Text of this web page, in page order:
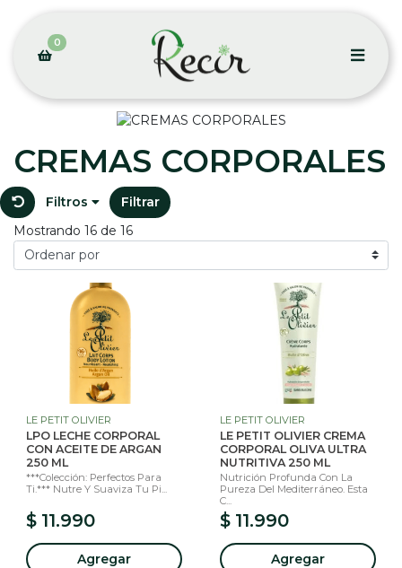
0
CREMAS CORPORALES
Filtros
Filtrar
Mostrando 16 de 16
LE PETIT OLIVIER
LPO LECHE CORPORAL
CON ACEITE DE ARGAN
250 ML
***Colección: Perfectos Para
Ti.*** Nutre Y Suaviza Tu Pi...
$ 11.990
Agregar
LE PETIT OLIVIER
LE PETIT OLIVIER CREMA
CORPORAL OLIVA ULTRA
NUTRITIVA 250 ML
Nutrición Profunda Con La
Pureza Del Mediterráneo. Esta
C...
$ 11.990
Agregar